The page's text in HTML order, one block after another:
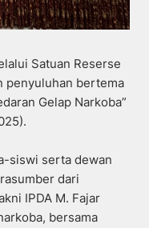
Satuan Reserse
penyuluhan bertema
Gelap Narkoba”
siswi serta dewan
dari
IPDA M. Fajar
bersama